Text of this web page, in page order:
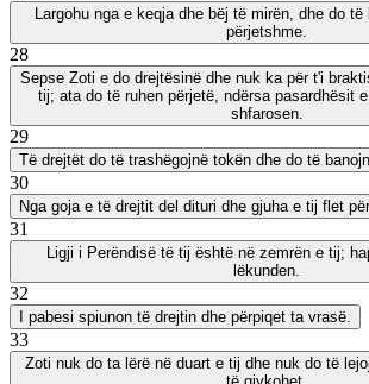
Largohu nga e keqja dhe bëj të mirën, dhe do
përjetshme.
28
Sepse Zoti e do drejtësinë dhe nuk ka për t'i
tij; ata do të ruhen përjetë, ndërsa pasardhësit
shfarosen.
29
Të drejtët do të trashëgojnë tokën dhe do të
30
Nga goja e të drejtit del dituri dhe gjuha e tij flet
31
Ligji i Perëndisë të tij është në zemrën e tij;
lëkunden.
32
I pabesi spiunon të drejtin dhe përpiqet ta vrasë.
33
Zoti nuk do ta lërë në duart e tij dhe nuk do të